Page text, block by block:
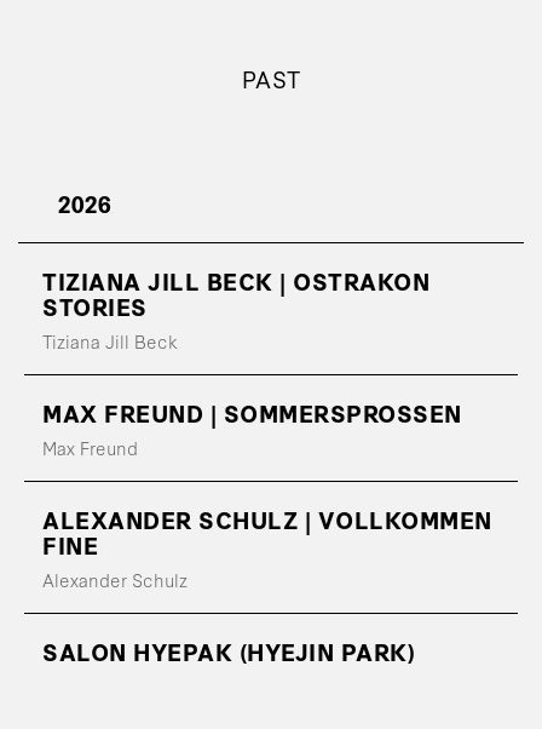
PAST
2026
TIZIANA JILL BECK | OSTRAKON
STORIES
Tiziana Jill Beck
MAX FREUND | SOMMERSPROSSEN
Max Freund
ALEXANDER SCHULZ | VOLLKOMMEN
FINE
Alexander Schulz
SALON HYEPAK (HYEJIN PARK)